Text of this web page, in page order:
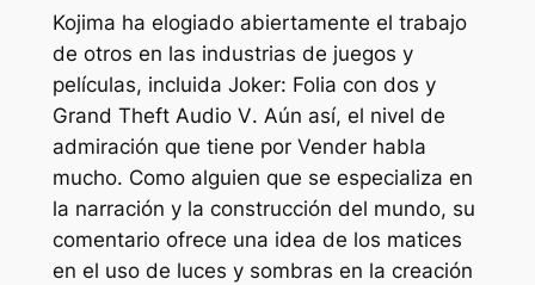
Kojima ha elogiado abiertamente el trabajo
de otros en las industrias de juegos y
películas, incluida Joker: Folia con dos y
Grand Theft Audio V. Aún así, el nivel de
admiración que tiene por Venderhabla
mucho. Como alguien que se especializa en
la narración y la construcción del mundo, su
comentario ofrece una idea de los matices
en el uso de luces y sombras en la creación